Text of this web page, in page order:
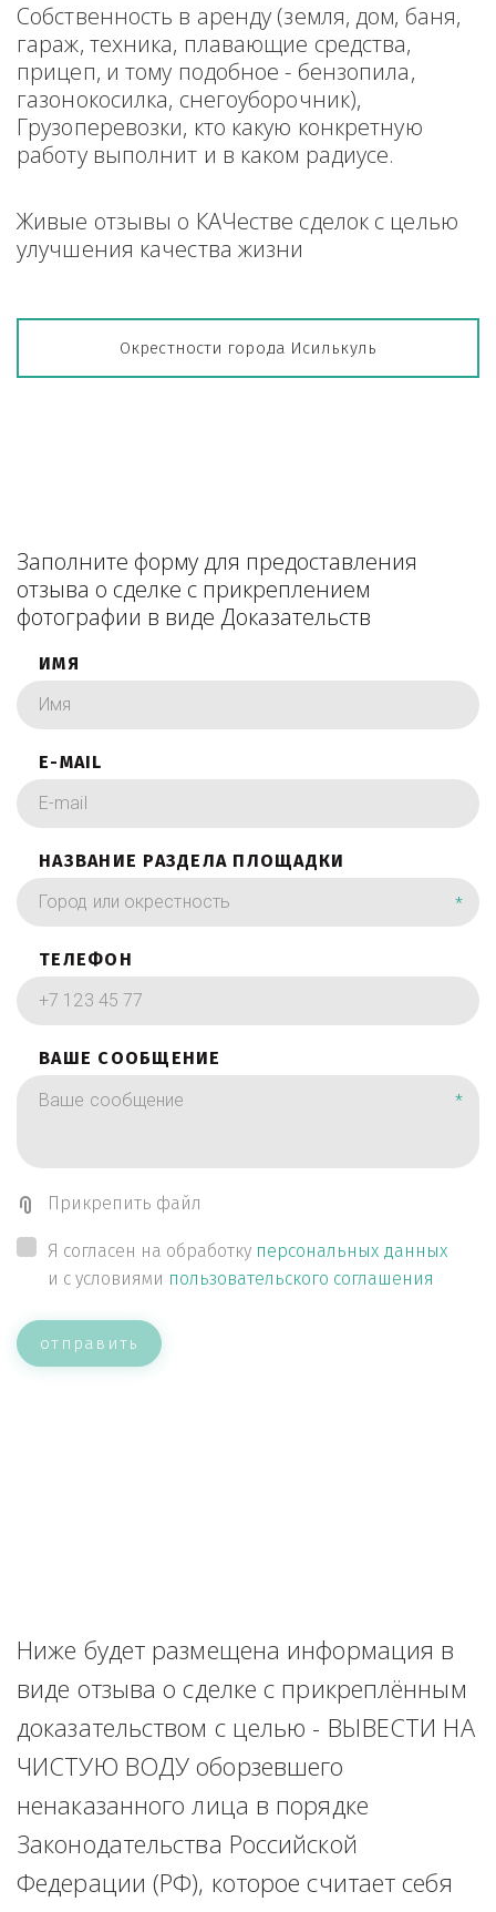
Собственность в аренду (земля, дом, баня,
гараж, техника, плавающие средства,
прицеп, и тому подобное - бензопила,
газонокосилка, снегоуборочник),
Грузоперевозки, кто какую конкретную
работу выполнит и в каком радиусе.
Живые отзывы о КАЧестве сделок с целью
улучшения качества жизни
Окрестности города Исилькуль
Заполните форму для предоставления
отзыва о сделке с прикреплением
фотографии в виде Доказательств
ИМЯ
E-MAIL
НАЗВАНИЕ РАЗДЕЛА ПЛОЩАДКИ
*
ТЕЛЕФОН
ВАШЕ СООБЩЕНИЕ
*
Прикрепить файл
Я согласен на обработку персональных данных
и с условиями пользовательского соглашения
отправить
Ниже будет размещена информация в
виде отзыва о сделке с прикреплённым
доказательством с целью - ВЫВЕСТИ НА
ЧИСТУЮ ВОДУ оборзевшего
ненаказанного лица в порядке
Законодательства Российской
Федерации (РФ), которое считает себя